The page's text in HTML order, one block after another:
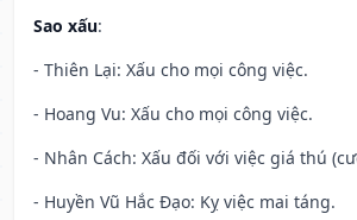
Sao xấu:
- Thiên Lại: Xấu cho mọi công việc.
- Hoang Vu: Xấu cho mọi công việc.
- Nhân Cách: Xấu đối với việc giá thú
- Huyền Vũ Hắc Đạo: Kỵ việc mai táng.